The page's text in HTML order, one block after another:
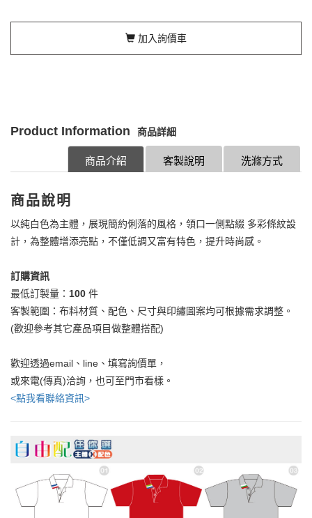
加入詢價車
Product Information 商品詳細
洗滌方式
客製說明
商品介紹
商品說明
以純白色為主體，展現簡約俐落的風格，領口一側點綴 多彩條紋設
計，為整體增添亮點，不僅低調又富有特色，提升時尚感。
訂購資訊
最低訂製量： 100 件
客製範圍：布料材質、配色、尺寸與印繡圖案均可根據需求調整。
(歡迎參考其它產品項目做整體搭配)
歡迎透過email、line、填寫詢價單，
或來電(傳真)洽詢，也可至門市看樣。
<點我看聯絡資訊>